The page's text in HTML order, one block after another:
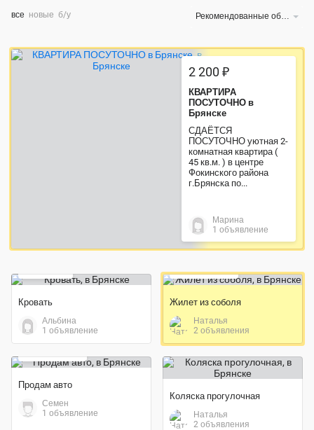
все новые б/у Рекомендованные объявления
2 200 ₽
КВАРТИРА
ПОСУТОЧНО в
Брянске
СДАЁТСЯ
ПОСУТОЧНО уютная 2-
комнатная квартира (
45 кв.м. ) в центре
Фокинского района
г.Брянска по...
Марина
1 объявление
Кровать
Альбина
1 объявление
Жилет из соболя
Наталья
2 объявления
Продам авто
Семен
1 объявление
Коляска прогулочная
Наталья
2 объявления